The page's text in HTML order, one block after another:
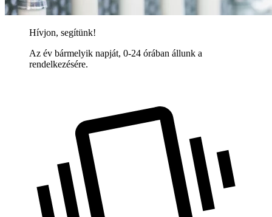
Hívjon, segítünk!
Az év bármelyik napját, 0-24 órában állunk a
rendelkezésére.